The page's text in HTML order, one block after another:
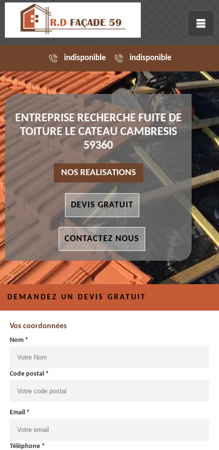
indisponible indisponible
ENTREPRISE RECHERCHE FUITE DE
TOITURE LE CATEAU CAMBRESIS
59360
NOS REALISATIONS
DEVIS GRATUIT
CONTACTEZ NOUS
DEMANDEZ UN DEVIS GRATUIT
Vos coordonnées
Nom *
Code postal *
Email *
Téléphone *